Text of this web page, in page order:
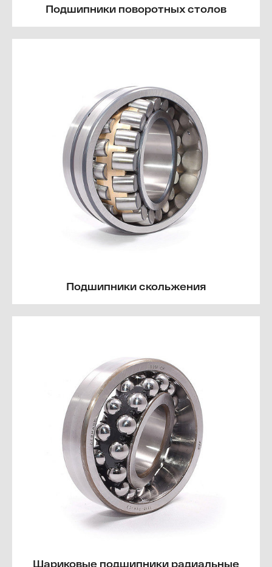
Подшипники поворотных столов
Подшипники скольжения
Шариковые подшипники радиальные